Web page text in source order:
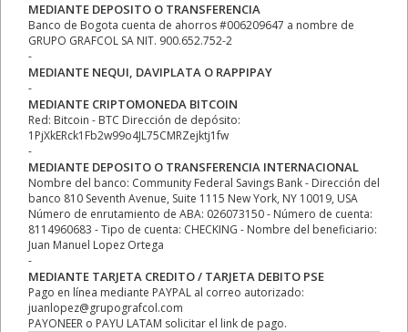
MEDIANTE DEPOSITO O TRANSFERENCIA
Banco de Bogota cuenta de ahorros #006209647 a nombre de
GRUPO GRAFCOL SA NIT. 900.652.752-2
-
MEDIANTE NEQUI, DAVIPLATA O RAPPIPAY
-
MEDIANTE CRIPTOMONEDA BITCOIN
Red: Bitcoin - BTC Dirección de depósito:
1PjXkERck1Fb2w99o4JL75CMRZejktj1fw
-
MEDIANTE DEPOSITO O TRANSFERENCIA INTERNACIONAL
Nombre del banco: Community Federal Savings Bank - Dirección del
banco 810 Seventh Avenue, Suite 1115 New York, NY 10019, USA
Número de enrutamiento de ABA: 026073150 - Número de cuenta:
8114960683 - Tipo de cuenta: CHECKING - Nombre del beneficiario:
Juan Manuel Lopez Ortega
-
MEDIANTE TARJETA CREDITO / TARJETA DEBITO PSE
Pago en línea mediante PAYPAL al correo autorizado:
juanlopez@grupografcol.com
PAYONEER o PAYU LATAM solicitar el link de pago.